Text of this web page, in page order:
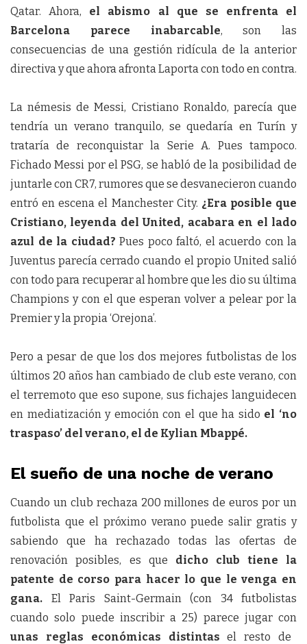
Qatar. Ahora, el abismo al que se enfrenta el
Barcelona parece inabarcable, son las
consecuencias de una gestión ridícula de la anterior
directiva y que ahora afronta Laporta con todo en contra.
La némesis de Messi, Cristiano Ronaldo, parecía que
tendría un verano tranquilo, se quedaría en Turín y
trataría de reconquistar la Serie A. Pues tampoco.
Fichado Messi por el PSG, se habló de la posibilidad de
juntarle con CR7, rumores que se desvanecieron cuando
entró en escena el Manchester City. ¿Era posible que
Cristiano, leyenda del United, acabara en el lado
azul de la ciudad? Pues poco faltó, el acuerdo con la
Juventus parecía cerrado cuando el propio United salió
con todo para recuperar al hombre que les dio su última
Champions y con el que esperan volver a pelear por la
Premier y la propia ‘Orejona’.
Pero a pesar de que los dos mejores futbolistas de los
últimos 20 años han cambiado de club este verano, con
el terremoto que eso supone, sus fichajes languidecen
en mediatización y emoción con el que ha sido el ‘no
traspaso’ del verano, el de Kylian Mbappé.
El sueño de una noche de verano
Cuando un club rechaza 200 millones de euros por un
futbolista que el próximo verano puede salir gratis y
sabiendo que ha rechazado todas las ofertas de
renovación posibles, es que dicho club tiene la
patente de corso para hacer lo que le venga en
gana. El Paris Saint-Germain (con 34 futbolistas
cuando solo puede inscribir a 25) parece jugar con
unas reglas económicas distintas el resto de